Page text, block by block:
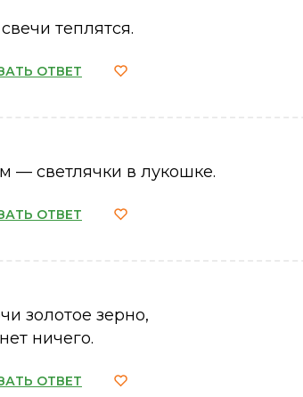
теплятся.
ОТВЕТ
— светлячки в лукошке.
ОТВЕТ
золотое зерно,
ничего.
ОТВЕТ